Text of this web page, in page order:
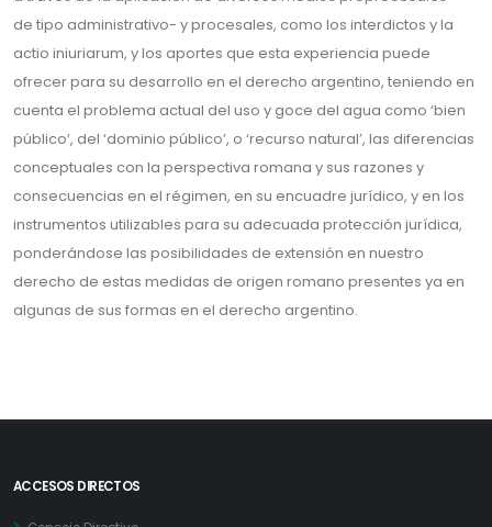
de tipo administrativo- y procesales, como los interdictos y la
actio iniuriarum, y los aportes que esta experiencia puede
ofrecer para su desarrollo en el derecho argentino, teniendo en
cuenta el problema actual del uso y goce del agua como ‘bien
público’, del ‘dominio público’, o ‘recurso natural’, las diferencias
conceptuales con la perspectiva romana y sus razones y
consecuencias en el régimen, en su encuadre jurídico, y en los
instrumentos utilizables para su adecuada protección jurídica,
ponderándose las posibilidades de extensión en nuestro
derecho de estas medidas de origen romano presentes ya en
algunas de sus formas en el derecho argentino.
ACCESOS DIRECTOS